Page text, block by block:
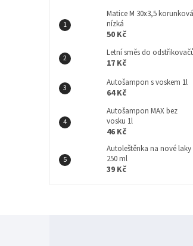
Matice M 30x3,5 korunková
nízká
50 Kč
Letní směs do
17 Kč
Autošampon s voskem 1l
64 Kč
Autošampon MAX bez
vosku 1l
46 Kč
Autoleštěnka na nové laky
250 ml
39 Kč